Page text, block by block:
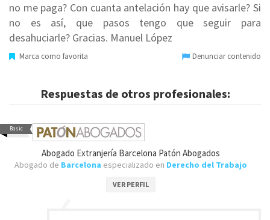
no me paga? Con cuanta antelación hay que avisarle? Si
no es así, que pasos tengo que seguir para
desahuciarle? Gracias. Manuel López
Marca como favorita Denunciar contenido
Respuestas de otros profesionales:
Basic
Abogado Extranjería Barcelona Patón Abogados
Abogado de Barcelona especializado en Derecho del Trabajo
VER PERFIL